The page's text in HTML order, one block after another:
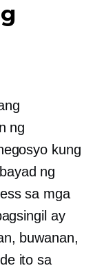
ng
kung
ng
sa mga
ay
buwanan,
ito sa